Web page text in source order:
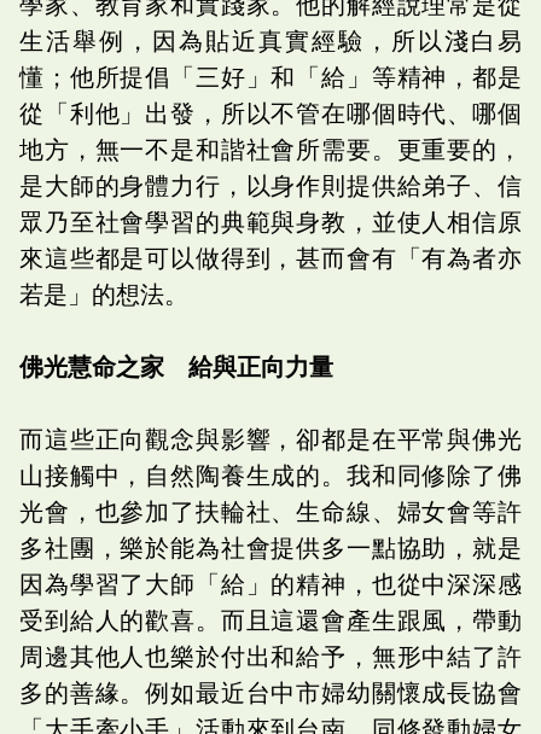
生活舉例，因為貼近真實經驗，所以淺白易
懂；他所提倡「三好」和「給」等精神，都是
從「利他」出發，所以不管在哪個時代、哪個
地方，無一不是和諧社會所需要。更重要的，
是大師的身體力行，以身作則提供給弟子、信
眾乃至社會學習的典範與身教，並使人相信原
來這些都是可以做得到，甚而會有「有為者亦
若是」的想法。
佛光慧命之家 給與正向力量
而這些正向觀念與影響，卻都是在平常與佛光
山接觸中，自然陶養生成的。我和同修除了佛
光會，也參加了扶輪社、生命線、婦女會等許
多社團，樂於能為社會提供多一點協助，就是
因為學習了大師「給」的精神，也從中深深感
受到給人的歡喜。而且這還會產生跟風，帶動
周邊其他人也樂於付出和給予，無形中結了許
多的善緣。例如最近台中市婦幼關懷成長協會